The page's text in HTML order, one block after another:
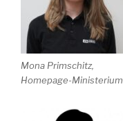
Mona Primschitz,
Homepage-Ministerium